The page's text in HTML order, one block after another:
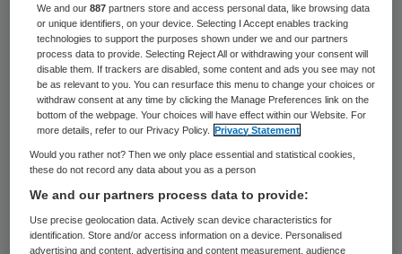
herhaaldelijk aangifte gedaan van
bedreiging. Dat heeft de politie dinsdag
gezegd, zonder details te willen geven.
Brabantse media meldden eerder dinsdag
op basis van bronnen binnen de familie en
vriendenkring dat het slachtoffer zou zijn
bedreigd door een ex-vriend. De politie
wilde daar inhoudelijk niet op ingaan. “We
snappen de speculaties in de media maar
We and our887 partners store and access personal data, like browsing data
or unique identifiers, on your device. Selecting I Accept enables tracking
technologies to support the purposes shown under we and our partners
process data to provide. Selecting Reject All or withdrawing your consent will
disable them. If trackers are disabled, some content and ads you see may not
be as relevant to you. You can resurface this menu to change your choices or
withdraw consent at any time by clicking the Manage Preferences link on the
bottom of the webpage. Your choices will have effect within our Website. For
more details, refer to our Privacy Policy.
Privacy Statement
Would you rather not? Then we only place essential and statistical cookies,
these do not record any data about you as a person
We and our partners process data to provide:
Use precise geolocation data. Actively scan device characteristics for
identification. Store and/or access information on a device. Personalised
advertising and content, advertising and content measurement, audience